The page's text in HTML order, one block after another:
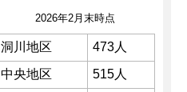
2026年2月末時点
洞川地区
473人
中央地区
515人